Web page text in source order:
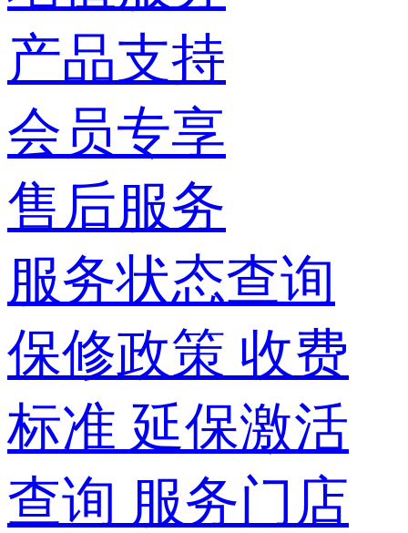
产品支持
会员专享
售后服务
服务状态查询
保修政策 收费
标准 延保激活
查询 服务门店